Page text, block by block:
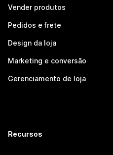
Vender produtos
Pedidos e frete
Design da loja
Marketing e conversão
Gerenciamento de loja
Recursos